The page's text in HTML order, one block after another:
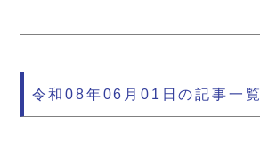
令和08年06月01日の記事一覧